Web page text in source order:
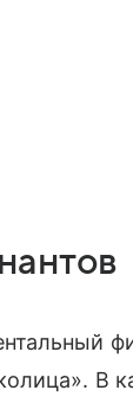
В